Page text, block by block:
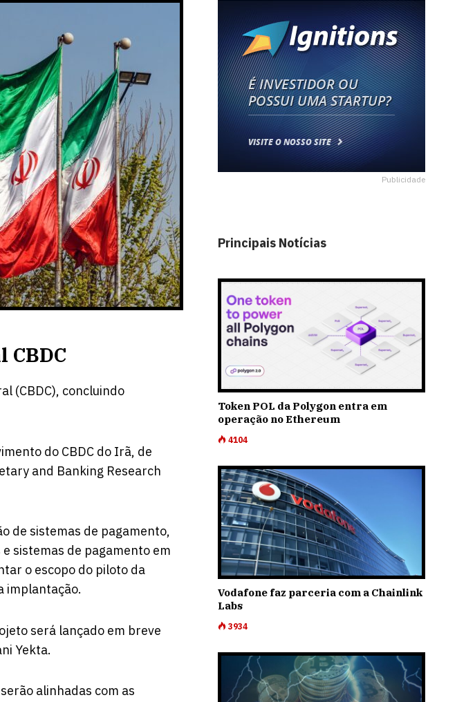
(CBDC), concluindo
do CBDC do Irã, de
and Banking Research
de sistemas de pagamento,
sistemas de pagamento em
o escopo do piloto da
implantação.
será lançado em breve
Yekta.
alinhadas com as
Publicidade
Principais Notícias
Token POL da Polygon entra em
operação no Ethereum
4104
Vodafone faz parceria com a Chainlink
Labs
3934